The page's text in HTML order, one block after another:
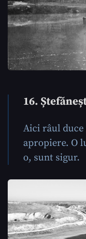
16.
Aici râul
apropiere. O
o, sunt sigur.